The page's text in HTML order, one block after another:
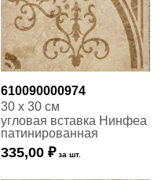
610090000974
30 x 30 см
угловая вставка Нинфеа
патинированная
335,00 ₽ за шт.